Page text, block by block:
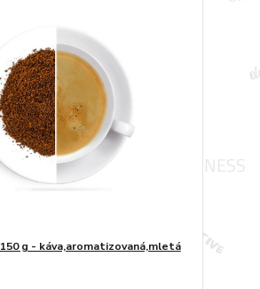
g - káva,aromatizovaná,mletá